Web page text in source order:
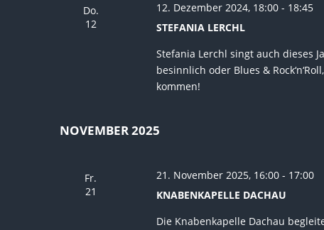
Do.
12
STEFANIA LERCHL
12. Dezember 2024, 18:00- 18:45
Stefania Lerchl singt auch dieses
besinnlich oder Blues &
kommen!
NOVEMBER 2025
Fr.
21
KNABENKAPELLE DACHAU
21. November 2025, 16:00- 17:00
Die Knabenkapelle Dachau